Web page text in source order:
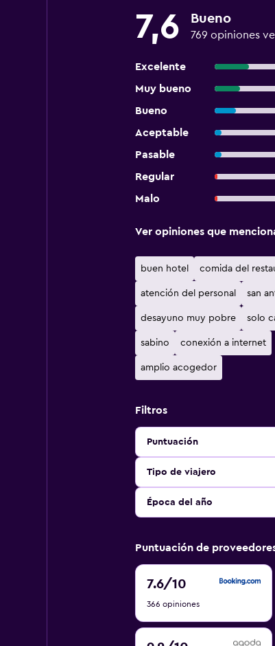
7,6 Bueno
769 opiniones
Excelente
Muy bueno
Bueno
Aceptable
Pasable
Regular
Malo
Ver opiniones que
buen hotel comida del
atención del personal san
desayuno muy pobre solo
sabino conexión a internet
amplio acogedor
Filtros
Puntuación
Tipo de viajero
Época del año
Puntuación de
7.6/10
7.6
10
366 opiniones